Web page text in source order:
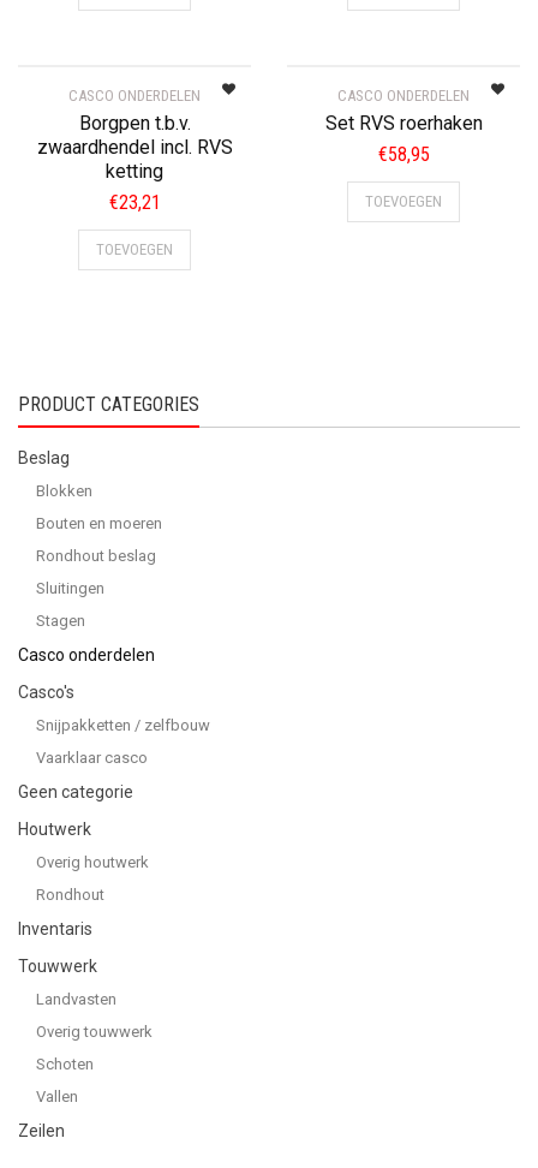
CASCO ONDERDELEN
Borgpen t.b.v.
zwaardhendel incl. RVS
ketting
€23,21
TOEVOEGEN
CASCO ONDERDELEN
Set RVS roerhaken
€58,95
TOEVOEGEN
PRODUCT CATEGORIES
Beslag
Blokken
Bouten en moeren
Rondhout beslag
Sluitingen
Stagen
Casco onderdelen
Casco's
Snijpakketten / zelfbouw
Vaarklaar casco
Geen categorie
Houtwerk
Overig houtwerk
Rondhout
Inventaris
Touwwerk
Landvasten
Overig touwwerk
Schoten
Vallen
Zeilen